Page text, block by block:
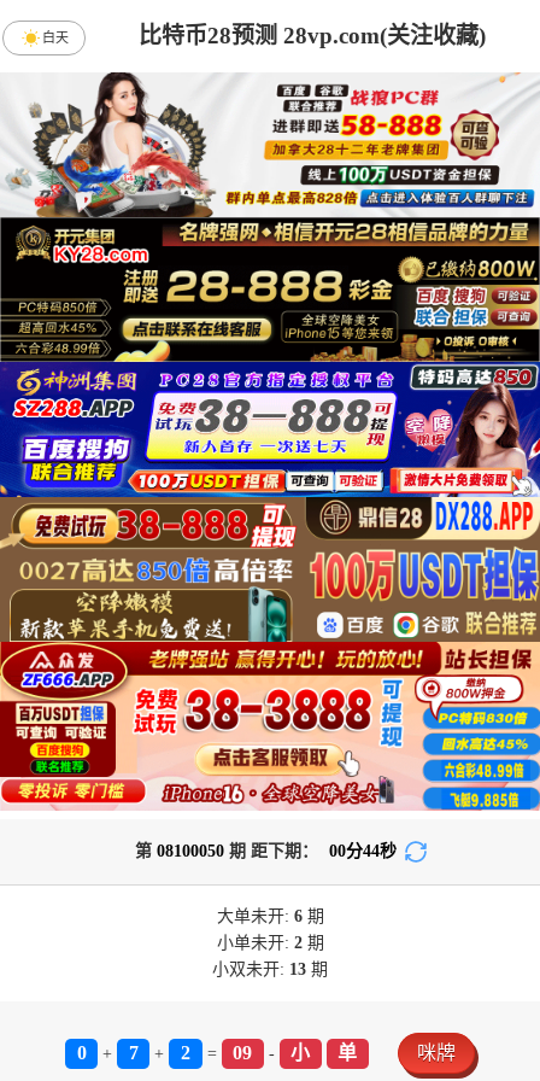
比特币28预测 28vp.com(关注收藏)
白天
第 08100050 期 距下期： 00分43秒
大单未开: 6期
小单未开: 2期
小双未开: 13 期
0 + 7 + 2 = 09 - 小 单 咪牌